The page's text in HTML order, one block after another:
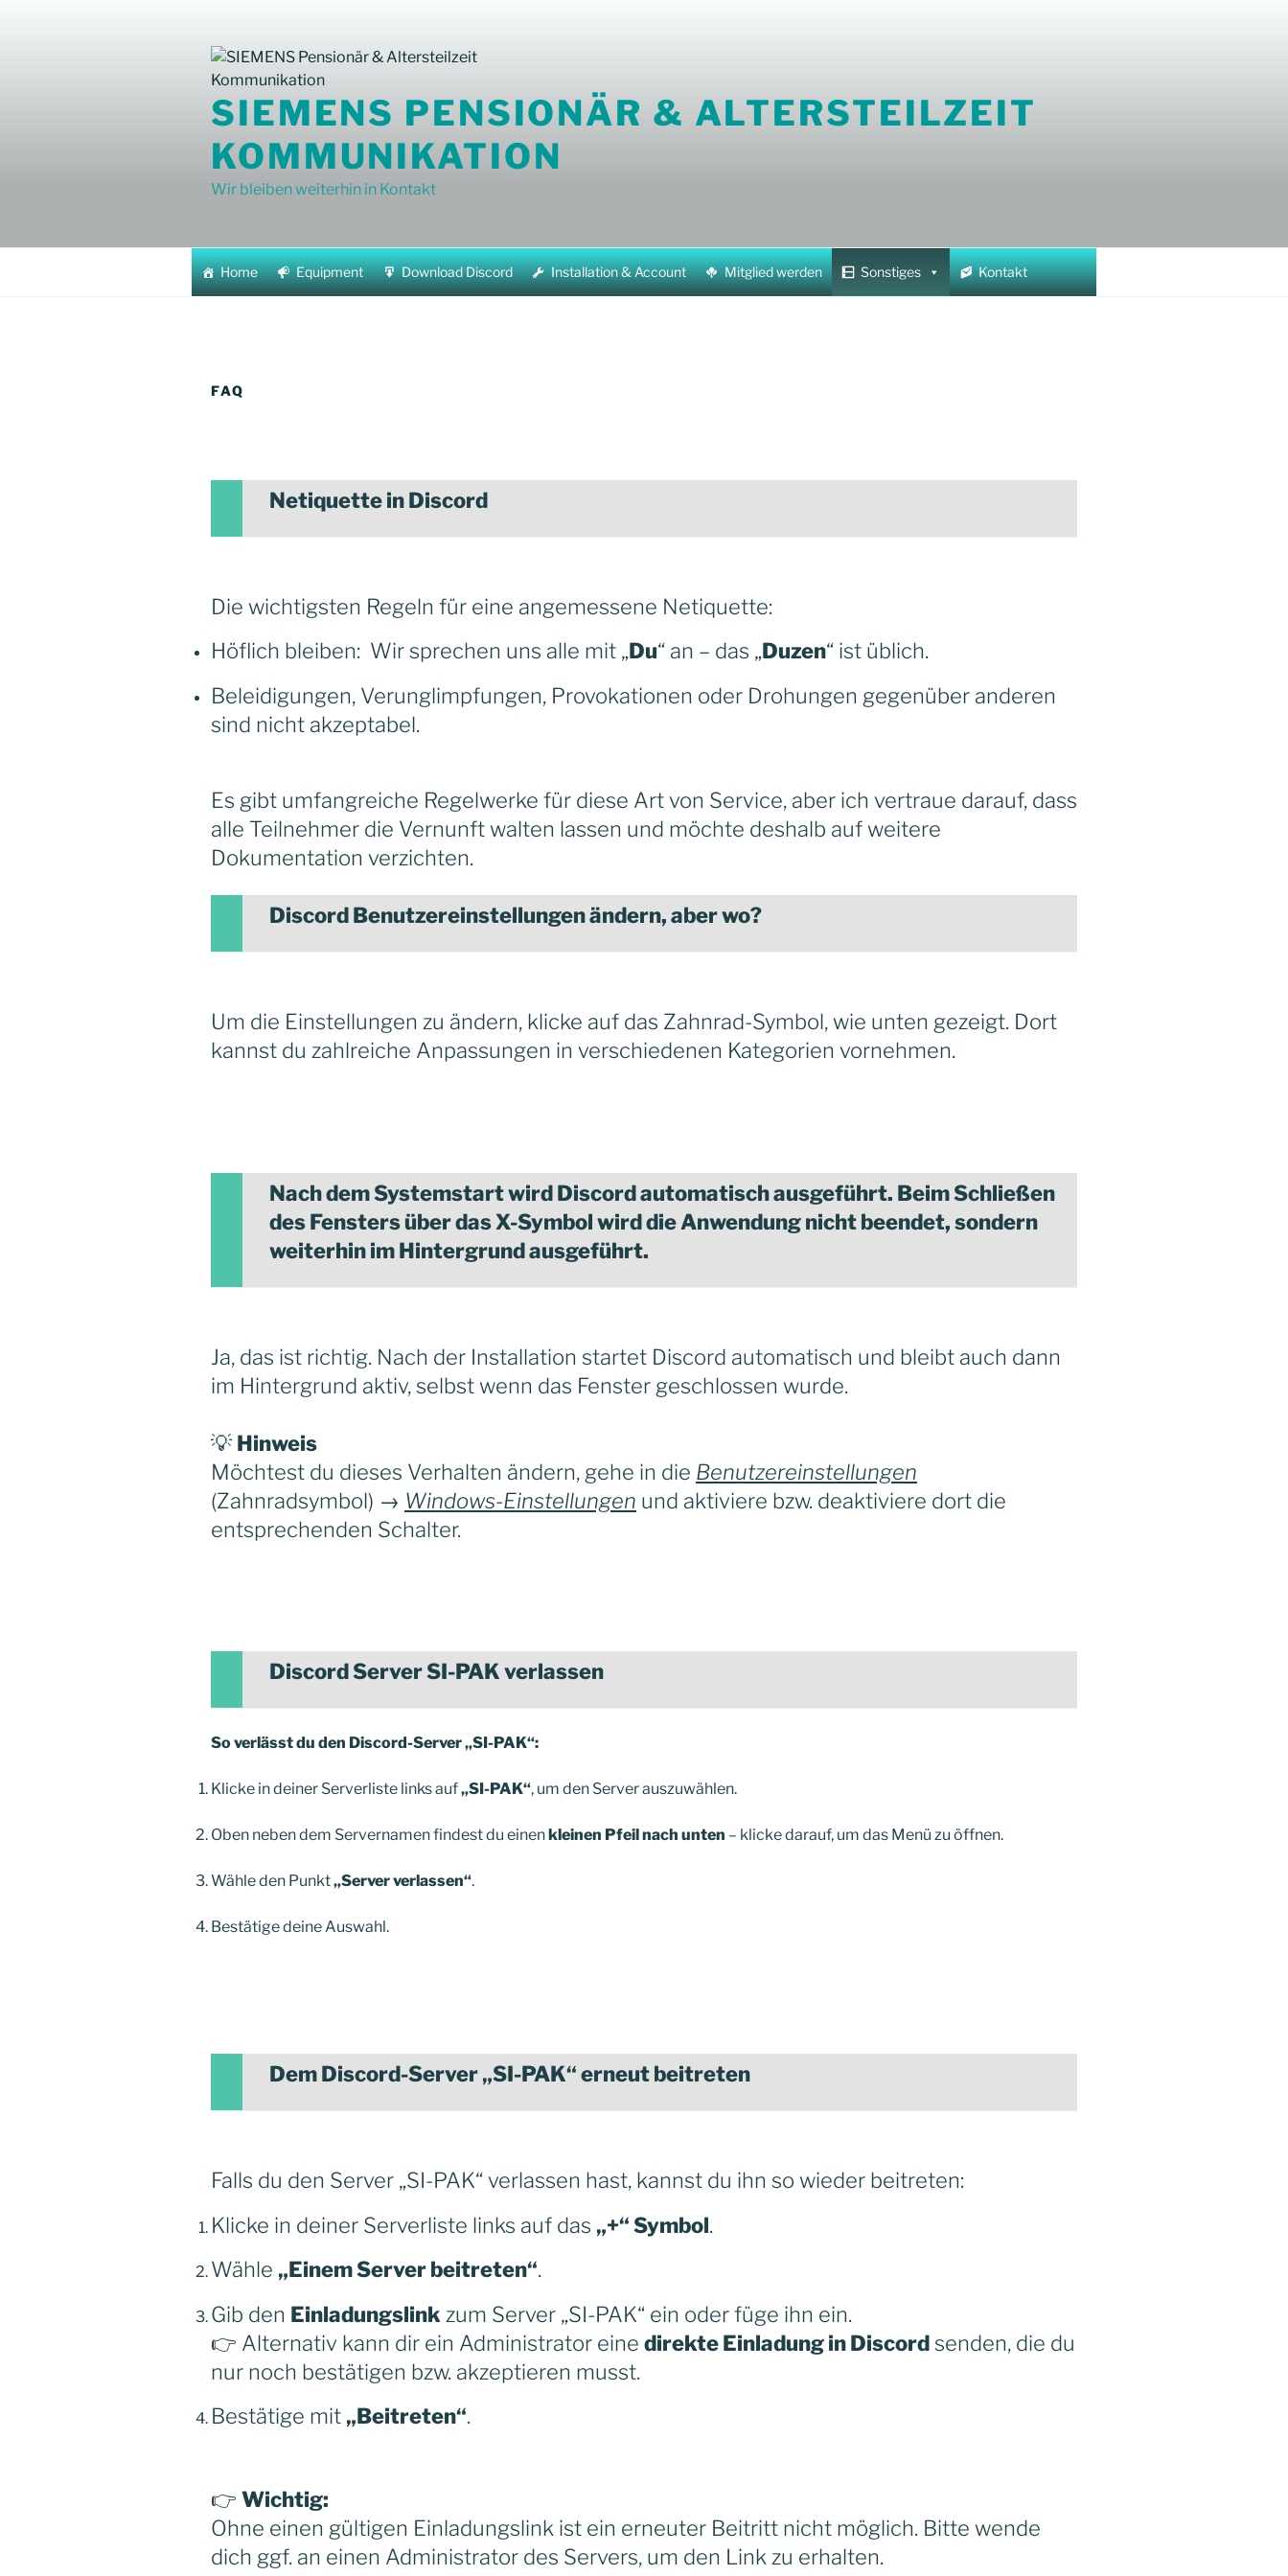
SIEMENS PENSIONÄR & ALTERSTEILZEIT
KOMMUNIKATION
Wir bleiben weiterhin in Kontakt
Home Equipment Download Discord Installation & Account Mitglied werden Sonstiges Kontakt
FAQ
Netiquette in Discord
Die wichtigsten Regeln für eine angemessene Netiquette:
Höflich bleiben: Wir sprechen uns alle mit „Du“ an – das „Duzen“ ist üblich.
Beleidigungen, Verunglimpfungen, Provokationen oder Drohungen gegenüber anderen
sind nicht akzeptabel.
Es gibt umfangreiche Regelwerke für diese Art von Service, aber ich vertraue darauf, dass
alle Teilnehmer die Vernunft walten lassen und möchte deshalb auf weitere
Dokumentation verzichten.
Discord Benutzereinstellungen ändern, aber wo?
Um die Einstellungen zu ändern, klicke auf das Zahnrad-Symbol, wie unten gezeigt. Dort
kannst du zahlreiche Anpassungen in verschiedenen Kategorien vornehmen.
Nach dem Systemstart wird Discord automatisch ausgeführt. Beim Schließen
des Fensters über das X-Symbol wird die Anwendung nicht beendet, sondern
weiterhin im Hintergrund ausgeführt.
Ja, das ist richtig. Nach der Installation startet Discord automatisch und bleibt auch dann
im Hintergrund aktiv, selbst wenn das Fenster geschlossen wurde.
💡 Hinweis
Möchtest du dieses Verhalten ändern, gehe in die Benutzereinstellungen
(Zahnradsymbol) → Windows-Einstellungen und aktiviere bzw. deaktiviere dort die
entsprechenden Schalter.
Discord Server SI-PAK verlassen
So verlässt du den Discord-Server „SI-PAK“:
Klicke in deiner Serverliste links auf„SI-PAK“, um den Server auszuwählen.
Oben neben dem Servernamen findest du einenkleinen Pfeil nach unten – klicke darauf, um das Menü zu öffnen.
Wähle den Punkt„Server verlassen“.
Bestätige deine Auswahl.
Dem Discord-Server „SI-PAK“ erneut beitreten
Falls du den Server „SI-PAK“ verlassen hast, kannst du ihn so wieder beitreten:
Klicke in deiner Serverliste links auf das „+“ Symbol.
Wähle „Einem Server beitreten“.
Gib den Einladungslink zum Server „SI-PAK“ ein oder füge ihn ein.
👉 Alternativ kann dir ein Administrator eine direkte Einladung in Discordsenden, die du
nur noch bestätigen bzw. akzeptieren musst.
Bestätige mit „Beitreten“.
👉 Wichtig:
Ohne einen gültigen Einladungslink ist ein erneuter Beitritt nicht möglich. Bitte wende
dich ggf. an einen Administrator des Servers, um den Link zu erhalten.